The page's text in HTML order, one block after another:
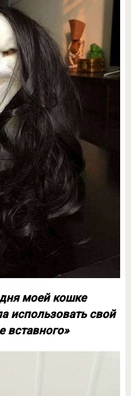
моей кошке
использовать свой
вставного»